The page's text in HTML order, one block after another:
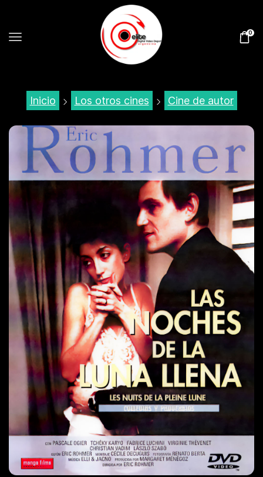
0
Inicio Los otros cines Cine de autor